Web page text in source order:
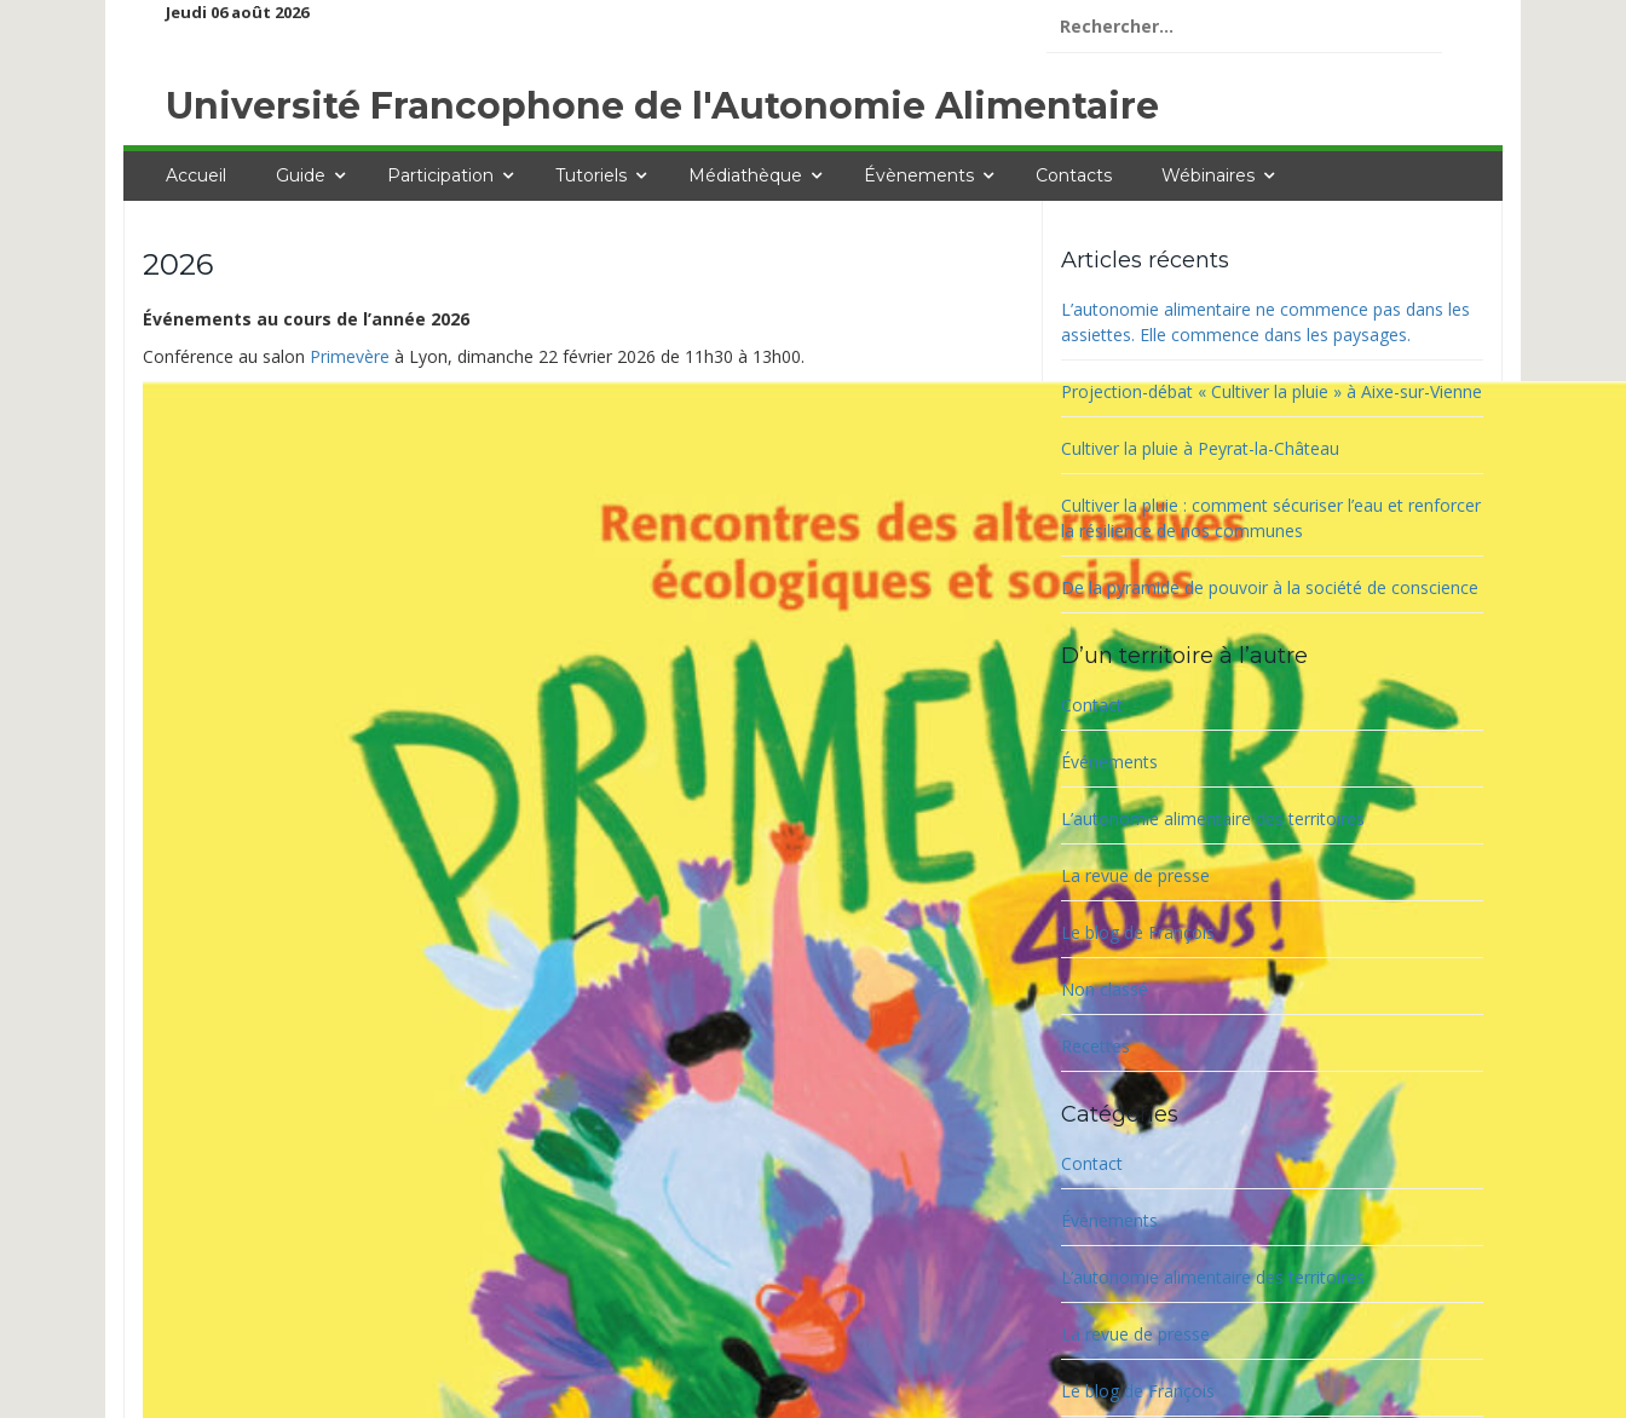
Jeudi 06 août 2026
Université Francophone de l'Autonomie Alimentaire
Accueil Guide Participation Tutoriels Médiathèque Évènements Contacts Wébinaires
2026
Événements au cours de l’année 2026
Conférence au salon Primevère à Lyon, dimanche 22 février 2026 de 11h30 à 13h00.
Articles récents
L’autonomie alimentaire ne commence pas dans les
assiettes. Elle commence dans les paysages.
Projection-débat « Cultiver la pluie » à Aixe-sur-Vienne
Cultiver la pluie à Peyrat-la-Château
Cultiver la pluie : comment sécuriser l’eau et renforcer
la résilience de nos communes
De la pyramide de pouvoir à la société de conscience
D’un territoire à l’autre
Contact
Événements
L’autonomie alimentaire des territoires
La revue de presse
Le blog de François
Non classé
Recettes
Catégories
Contact
Événements
L’autonomie alimentaire des territoires
La revue de presse
Le blog de François